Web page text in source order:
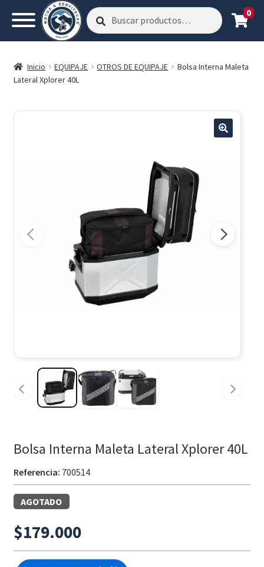
Buscar
por:
Buscar 0
Inicio EQUIPAJE OTROS DE EQUIPAJE
Bolsa Interna Maleta
Lateral Xplorer 40L
Bolsa Interna Maleta Lateral Xplorer 40L
Referencia: 700514
AGOTADO
$179.000